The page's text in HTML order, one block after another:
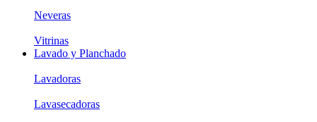
Neveras
Vitrinas
Lavado y Planchado
Lavadoras
Lavasecadoras